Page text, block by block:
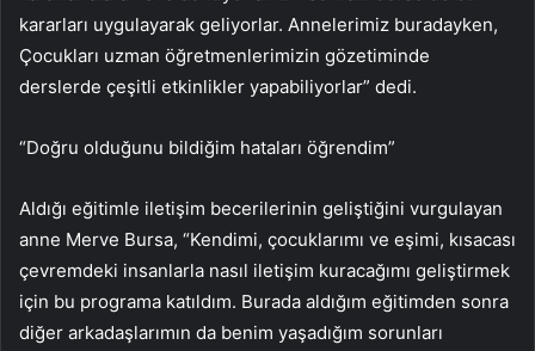
kararları uygulayarak geliyorlar. Annelerimiz buradayken,
Çocukları uzman öğretmenlerimizin gözetiminde
derslerde çeşitli etkinlikler yapabiliyorlar” dedi.
“Doğru olduğunu bildiğim hataları öğrendim”
Aldığı eğitimle iletişim becerilerinin geliştiğini vurgulayan
anne Merve Bursa, “Kendimi, çocuklarımı ve eşimi, kısacası
çevremdeki insanlarla nasıl iletişim kuracağımı geliştirmek
için bu programa katıldım. Burada aldığım eğitimden sonra
diğer arkadaşlarımın da benim yaşadığım sorunları